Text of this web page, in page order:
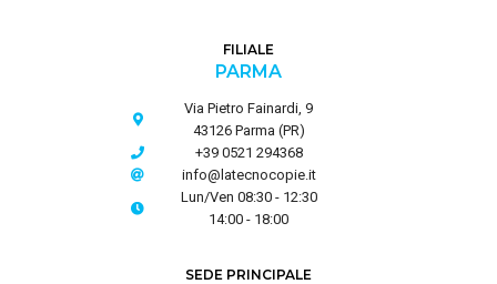
FILIALE
PARMA
Via Pietro Fainardi, 9
43126 Parma (PR)
+39 0521 294368
info@latecnocopie.it
Lun/Ven 08:30 - 12:30
14:00 - 18:00
SEDE PRINCIPALE